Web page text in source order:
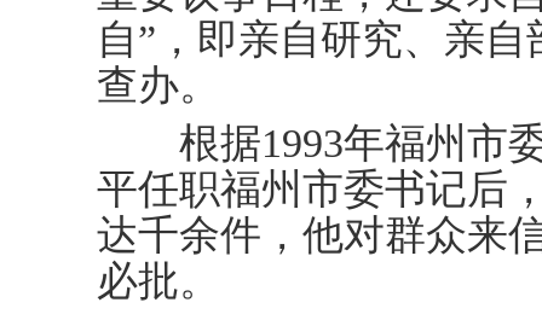
自”，即亲自研究、亲
查办。
根据1993年福州市委
平任职福州市委书记后
达千余件，他对群众来
必批。